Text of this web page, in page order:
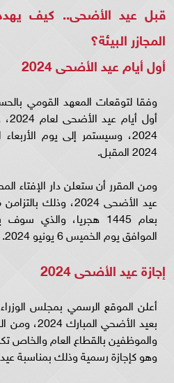
قبل عيد الأضحى.. كيف
المجازر البيئة؟
أول أيام عيد الأضحى 2024
وفقا لتوقعات المعهد القومي
2024 المقبل.
ومن المقرر أن ستعلن دار الإفتاء
عيد الأضحى 2024،
الموافق يوم الخميس 6 يونيو 2024.
إجازة عيد الأضحى 2024
أعلن الموقع الرسمي بمجلس
بعيد
وهو كإجازة رسمية وذلك بمناسبة